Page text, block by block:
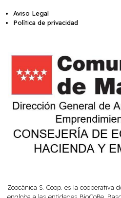
Aviso Legal
Política de privacidad
Zoocánica S. Coop. es la cooperativa
engloba a las entidades BioCoRe,